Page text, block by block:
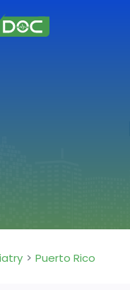
Puerto Rico